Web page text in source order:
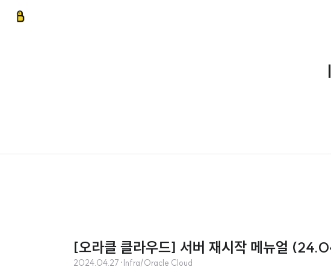
[오라클 클라우드] 서버 재시작 메뉴얼
2024.04.27 ·Infra/Oracle Cloud